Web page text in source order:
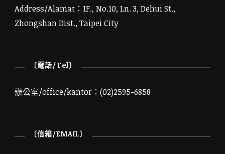
Address/Alamat：1F., No.10, Ln. 3, Dehui St.,
Zhongshan Dist., Taipei City
〔電話/Tel〕
辦公室/office/kantor：(02)2595-6858
〔信箱/EMAIL〕